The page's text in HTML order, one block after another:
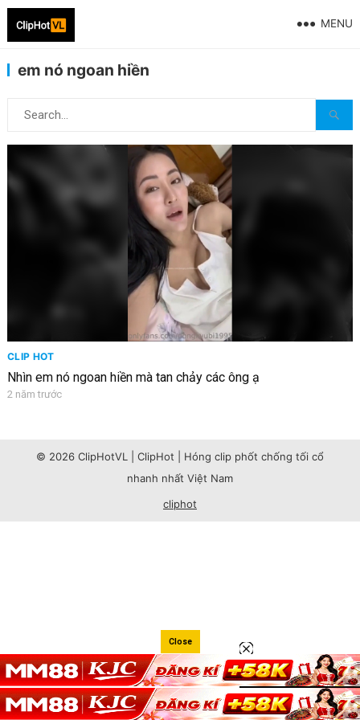
MENU
em nó ngoan hiền
CLIP HOT
Nhìn em nó ngoan hiền mà tan chảy các ông ạ
2 năm trước
© 2026 ClipHotVL | ClipHot | Hóng clip phốt chống tối cổ
nhanh nhất Việt Nam
cliphot
Close